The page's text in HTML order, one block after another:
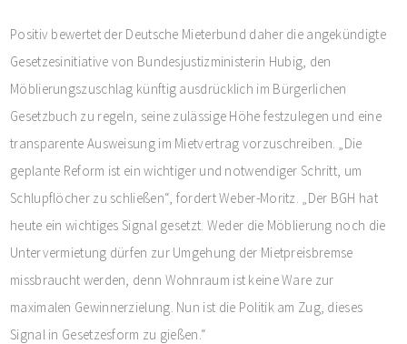
Positiv bewertet der Deutsche Mieterbund daher die angekündigte
Gesetzesinitiative von Bundesjustizministerin Hubig, den
Möblierungszuschlag künftig ausdrücklich im Bürgerlichen
Gesetzbuch zu regeln, seine zulässige Höhe festzulegen und eine
transparente Ausweisung im Mietvertrag vorzuschreiben. „Die
geplante Reform ist ein wichtiger und notwendiger Schritt, um
Schlupflöcher zu schließen“, fordert Weber-Moritz. „Der BGH hat
heute ein wichtiges Signal gesetzt. Weder die Möblierung noch die
Untervermietung dürfen zur Umgehung der Mietpreisbremse
missbraucht werden, denn Wohnraum ist keine Ware zur
maximalen Gewinnerzielung. Nun ist die Politik am Zug, dieses
Signal in Gesetzesform zu gießen.“